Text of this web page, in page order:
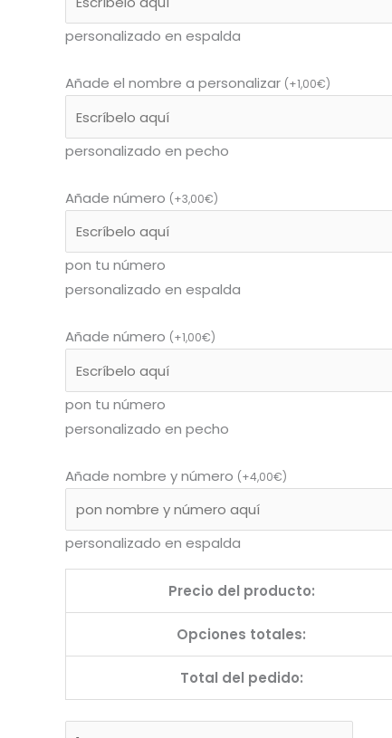
personalizado en espalda
Añade el nombre a personalizar (+1,00€)
personalizado en pecho
Añade número (+3,00€)
pon tu número
personalizado en espalda
Añade número (+1,00€)
pon tu número
personalizado en pecho
Añade nombre y número (+4,00€)
personalizado en espalda
Precio del producto:
Opciones totales:
Total del pedido: